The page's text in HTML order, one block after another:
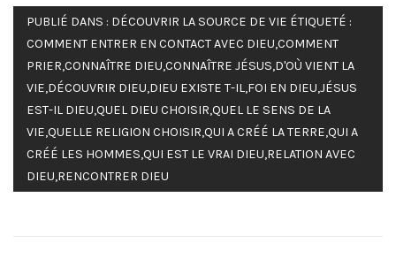
PUBLIÉ DANS : DÉCOUVRIR LA SOURCE DE VIE ÉTIQUETÉ :
COMMENT ENTRER EN CONTACT AVEC DIEU,COMMENT
PRIER,CONNAÎTRE DIEU,CONNAÎTRE JÉSUS,D'OÙ VIENT LA
VIE,DÉCOUVRIR DIEU,DIEU EXISTE T-IL,FOI EN DIEU,JÉSUS
EST-IL DIEU,QUEL DIEU CHOISIR,QUEL LE SENS DE LA
VIE,QUELLE RELIGION CHOISIR,QUI A CRÉÉ LA TERRE,QUI A
CRÉÉ LES HOMMES,QUI EST LE VRAI DIEU,RELATION AVEC
DIEU,RENCONTRER DIEU